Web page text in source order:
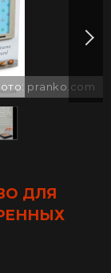
pranko.com
ДЛЯ